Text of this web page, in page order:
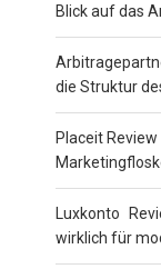
Blick auf das
die Struktur
Placeit
Luxkonto
wirklich für